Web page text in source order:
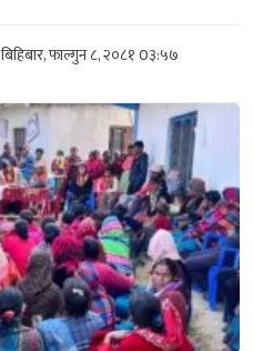
बिहिबार, फाल्गुन ८, २०८१0३:५७